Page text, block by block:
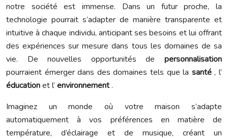
notre société est immense. Dans un futur proche, la
technologie pourrait s’adapter de manière transparente et
intuitive à chaque individu, anticipant ses besoins et lui offrant
des expériences sur mesure dans tous les domaines de sa
vie. De nouvelles opportunités de personnalisation
pourraient émerger dans des domaines tels que la santé, l’
éducationet l’ environnement.
Imaginez un monde où votre maison s’adapte
automatiquement à vos préférences en matière de
température, d’éclairage et de musique, créant un